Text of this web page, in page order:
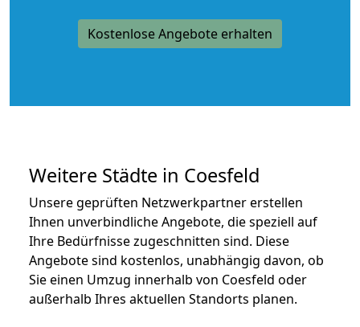
Kostenlose Angebote erhalten
Weitere Städte in Coesfeld
Unsere geprüften Netzwerkpartner erstellen
Ihnen unverbindliche Angebote, die speziell auf
Ihre Bedürfnisse zugeschnitten sind. Diese
Angebote sind kostenlos, unabhängig davon, ob
Sie einen Umzug innerhalb von Coesfeld oder
außerhalb Ihres aktuellen Standorts planen.